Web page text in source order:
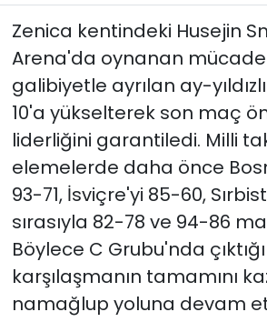
Zenica kentindeki Husejin
Arena'da oynanan
galibiyetle ayrılan ay-
10'a yükselterek son maç
liderliğini garantiledi. Milli
elemelerde daha önce
93-71, İsviçre'yi 85-60,
sırasıyla 82-78 ve 94-86
Böylece C Grubu'nda
karşılaşmanın tamamını
namağlup yoluna devam